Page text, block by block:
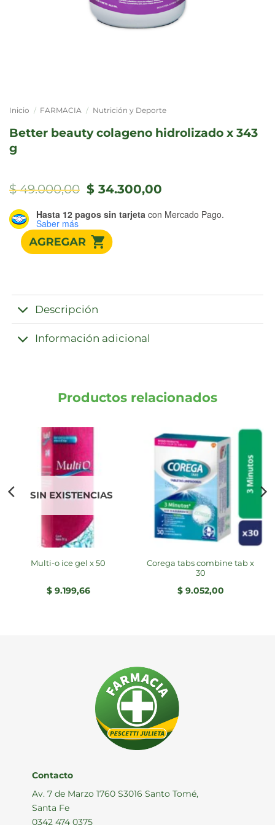
Inicio / FARMACIA / Nutrición y Deporte
better beauty colageno hidrolizado x 343
g
$49.000,00 El
precio
original
era:
$ 49.000,00.
$ 34.300,00
actual
es:
Hasta 12 pagos sin tarjeta con Mercado Pago.
Saber más
Descripción
Información adicional
Productos relacionados
SIN EXISTENCIAS
multi-o ice gel x 50
$9.199,66
corega tabs combine tab x
30
$9.052,00
Contacto
Av. 7 de Marzo 1760 S3016 Santo Tomé,
Santa Fe
0342 474 0375